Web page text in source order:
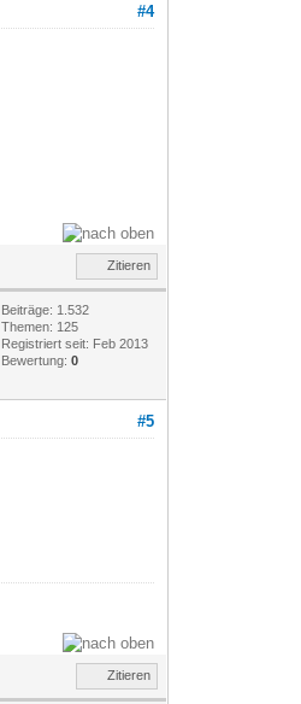
#4
Zitieren
Beiträge: 1.532
Themen: 125
Registriert seit: Feb 2013
Bewertung:0
#5
Zitieren